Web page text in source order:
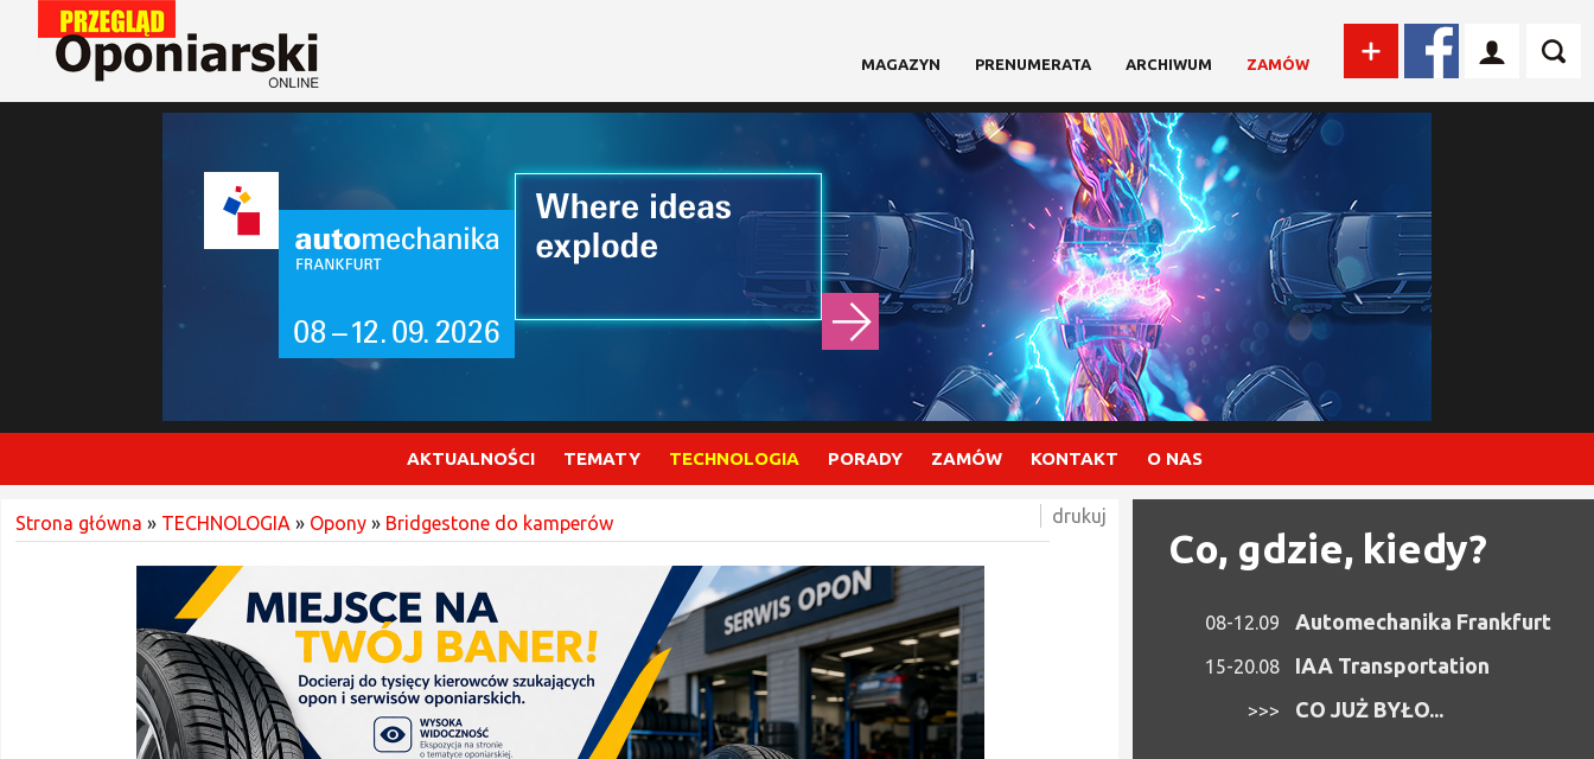
MAGAZYN PRENUMERATA ARCHIWUM ZAMÓW
AKTUALNOŚCI TEMATY TECHNOLOGIA PORADY ZAMÓW KONTAKT O NAS
Strona główna » TECHNOLOGIA » Opony » Bridgestone do kamperów drukuj
Co, gdzie, kiedy?
08-12.09 Automechanika Frankfurt
15-20.08 IAA Transportation
>>> CO JUŻ BYŁO...